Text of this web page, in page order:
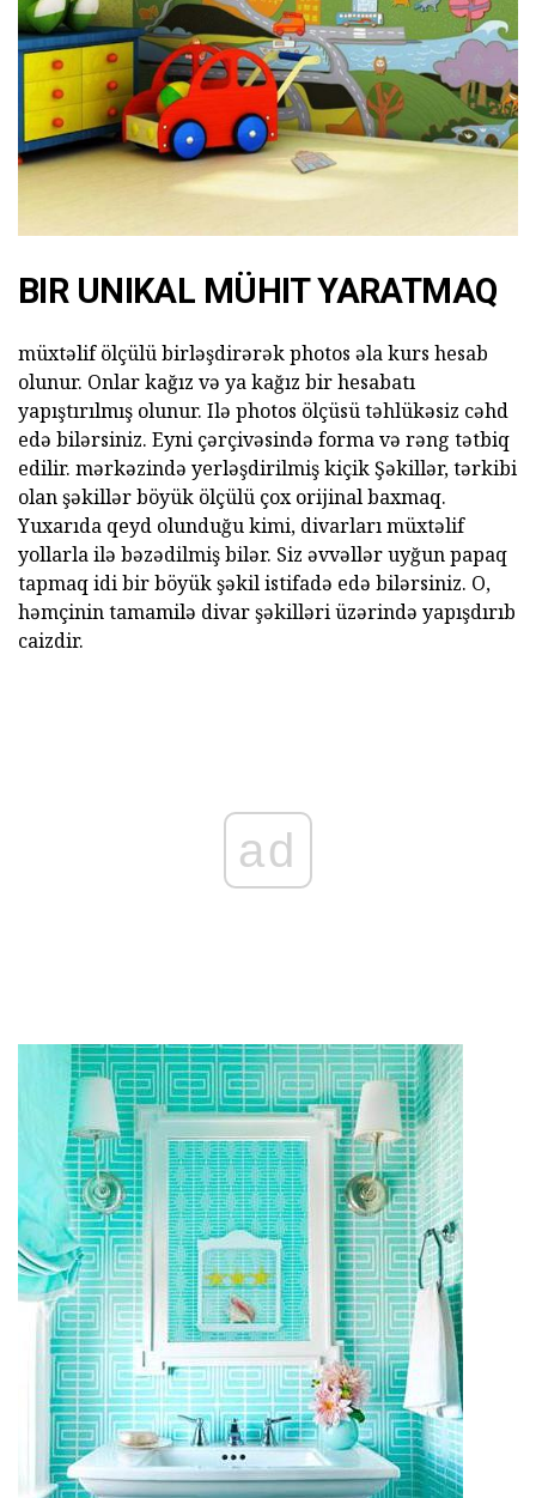
BIR UNIKAL MÜHIT YARATMAQ
müxtəlif ölçülü birləşdirərək photos əla kurs hesab
olunur. Onlar kağız və ya kağız bir hesabatı
yapıştırılmış olunur. Ilə photos ölçüsü təhlükəsiz cəhd
edə bilərsiniz. Eyni çərçivəsində forma və rəng tətbiq
edilir. mərkəzində yerləşdirilmiş kiçik Şəkillər, tərkibi
olan şəkillər böyük ölçülü çox orijinal baxmaq.
Yuxarıda qeyd olunduğu kimi, divarları müxtəlif
yollarla ilə bəzədilmiş bilər. Siz əvvəllər uyğun papaq
tapmaq idi bir böyük şəkil istifadə edə bilərsiniz. O,
həmçinin tamamilə divar şəkilləri üzərində yapışdırıb
caizdir.
ad